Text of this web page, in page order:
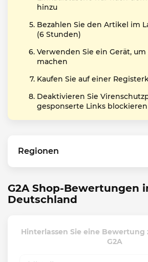
hinzu
Bezahlen Sie den Artikel im
(6 Stunden)
Verwenden Sie ein Gerät,
machen
Kaufen Sie auf einer
Deaktivieren Sie
gesponserte Links blockieren
Regionen
G2A Shop-Bewertungen
Deutschland
Hinterlassen Sie eine Bewertung
G2A